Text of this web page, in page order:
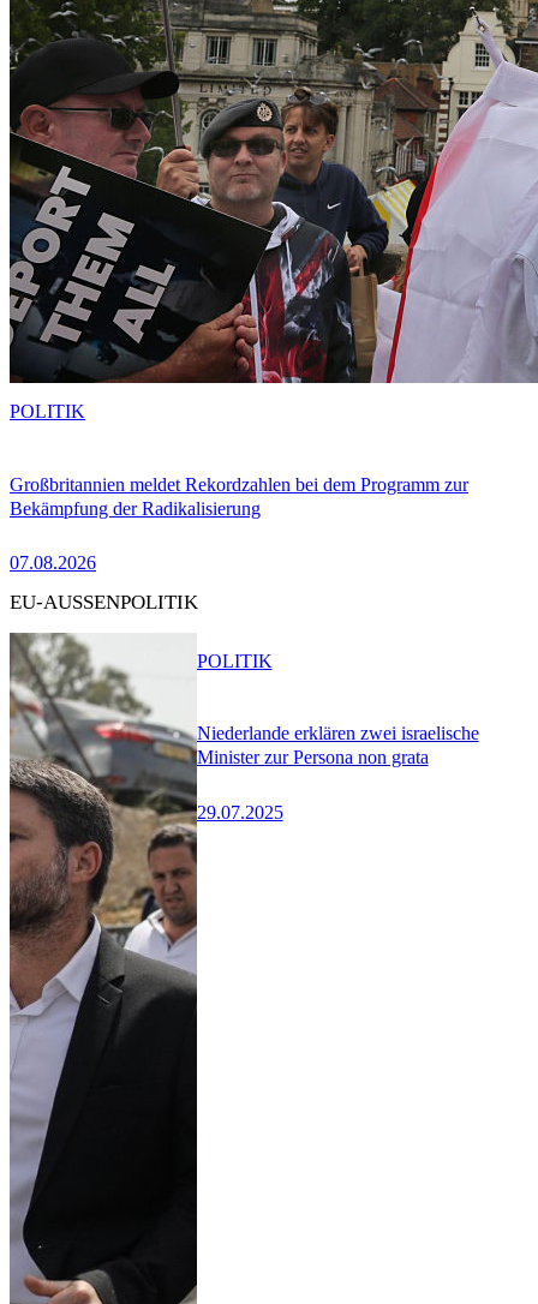
Großbritannien meldet Rekordzahlen bei dem Programm zur
Bekämpfung der Radikalisierung
07.08.2026
POLITIK
EU-AUSSENPOLITIK
Niederlande erklären zwei israelische
Minister zur Persona non grata
29.07.2025
POLITIK